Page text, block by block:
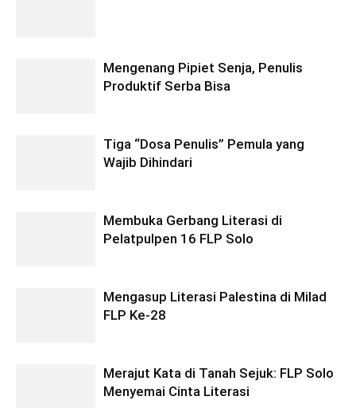
Mengenang Pipiet Senja, Penulis
Produktif Serba Bisa
Tiga “Dosa Penulis” Pemula yang
Wajib Dihindari
Membuka Gerbang Literasi di
Pelatpulpen 16 FLP Solo
Mengasup Literasi Palestina di Milad
FLP Ke-28
Merajut Kata di Tanah Sejuk: FLP Solo
Menyemai Cinta Literasi